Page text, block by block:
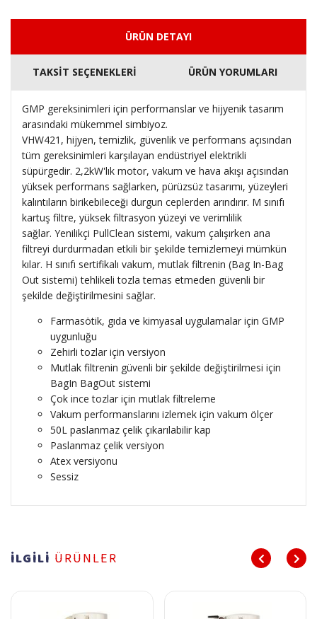
ÜRÜN DETAYI
TAKSİT SEÇENEKLERİ ÜRÜN YORUMLARI
GMP gereksinimleri için performanslar ve hijyenik tasarım
arasındaki mükemmel simbiyoz.
VHW421, hijyen, temizlik, güvenlik ve performans açısından
tüm gereksinimleri karşılayan endüstriyel elektrikli
süpürgedir. 2,2kW'lık motor, vakum ve hava akışı açısından
yüksek performans sağlarken, pürüzsüz tasarımı, yüzeyleri
kalıntıların birikebileceği durgun ceplerden arındırır. M sınıfı
kartuş filtre, yüksek filtrasyon yüzeyi ve verimlilik
sağlar. Yenilikçi PullClean sistemi, vakum çalışırken ana
filtreyi durdurmadan etkili bir şekilde temizlemeyi mümkün
kılar. H sınıfı sertifikalı vakum, mutlak filtrenin (Bag In-Bag
Out sistemi) tehlikeli tozla temas etmeden güvenli bir
şekilde değiştirilmesini sağlar.
Farmasötik, gıda ve kimyasal uygulamalar için GMP
uygunluğu
Zehirli tozlar için versiyon
Mutlak filtrenin güvenli bir şekilde değiştirilmesi için
BagIn BagOut sistemi
Çok ince tozlar için mutlak filtreleme
Vakum performanslarını izlemek için vakum ölçer
50L paslanmaz çelik çıkarılabilir kap
Paslanmaz çelik versiyon
Atex versiyonu
Sessiz
İLGİLİ ÜRÜNLER